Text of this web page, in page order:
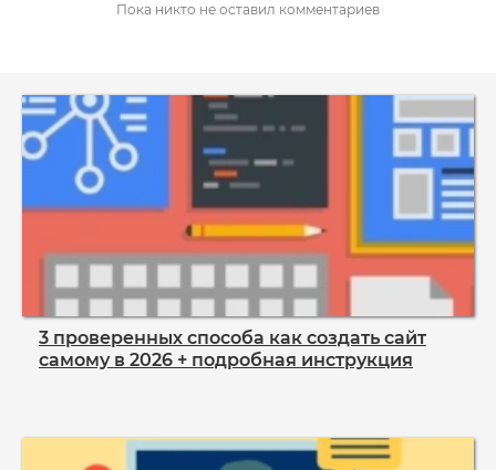
Пока никто не оставил комментариев
3 проверенных способа как создать сайт
самому в 2026 + подробная инструкция